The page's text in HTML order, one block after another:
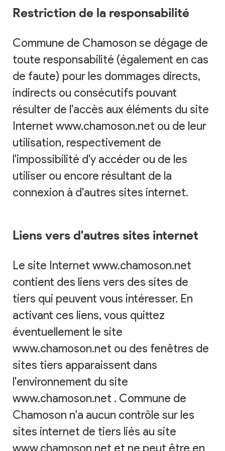
Restriction de la responsabilité
Commune de Chamoson se dégage de
toute responsabilité (également en cas
de faute) pour les dommages directs,
indirects ou consécutifs pouvant
résulter de l'accès aux éléments du site
Internet www.chamoson.net ou de leur
utilisation, respectivement de
l'impossibilité d'y accéder ou de les
utiliser ou encore résultant de la
connexion à d'autres sites internet.
Liens vers d'autres sites internet
Le site Internet www.chamoson.net
contient des liens vers des sites de
tiers qui peuvent vous intéresser. En
activant ces liens, vous quittez
éventuellement le site
www.chamoson.net ou des fenêtres de
sites tiers apparaissent dans
l'environnement du site
www.chamoson.net . Commune de
Chamoson n'a aucun contrôle sur les
sites internet de tiers liés au site
www.chamoson.net et ne peut être en